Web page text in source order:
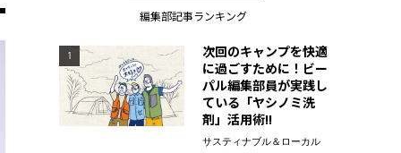
編集部記事ランキング
1
次回のキャンプを快適
に過ごすために！ビー
パル編集部員が実践し
ている「ヤシノミ洗
剤」活用術!!
サスティナブル＆ローカル